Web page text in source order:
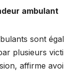
ambulant
sont
plusieurs
affirme